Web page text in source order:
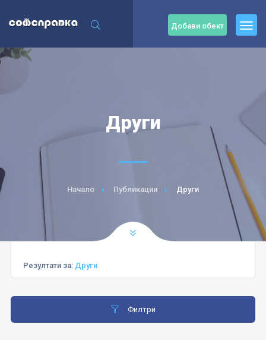
Добави обект
Други
Начало Публикации Други
Резултати за: Други
Филтри